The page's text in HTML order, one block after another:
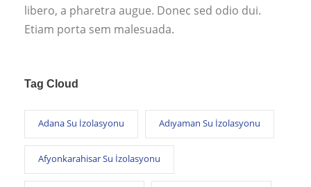
libero, a pharetra augue. Donec sed odio dui.
Etiam porta sem malesuada.
Tag Cloud
Adana Su İzolasyonu Adıyaman Su İzolasyonu
Afyonkarahisar Su İzolasyonu